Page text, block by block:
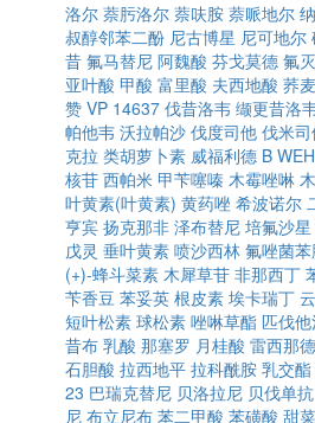
洛尔 萘肟洛尔 萘呋胺 萘哌地尔
叔醇邻苯二酚 尼古博星 尼可地尔
昔 氟马替尼 阿魏酸 芬戈莫德 氟
亚叶酸 甲酸 富里酸 夫西地酸 荞
赞 VP 14637 伐昔洛韦 缬更昔洛
帕他韦 沃拉帕沙 伐度司他 伐米
克拉 类胡萝卜素 威福利德 B
核苷 西帕米 甲苄噻嗪 木霉唑啉
叶黄素(叶黄素) 黄药唑 希波诺尔
亨宾 扬克那非 泽布替尼 培氟沙星
戊灵 垂叶黄素 喷沙西林 氟唑菌
(+)-蜂斗菜素 木犀草苷 非那西丁
苄香豆 苯妥英 根皮素 埃卡瑞丁
短叶松素 球松素 唑啉草酯 匹伐
昔布 乳酸 那塞罗 月桂酸 雷西那德
石胆酸 拉西地平 拉科酰胺 乳交酯
23 巴瑞克替尼 贝洛拉尼 贝伐单抗
尼 布立尼布 苯二甲酸 苯磺酸 甜